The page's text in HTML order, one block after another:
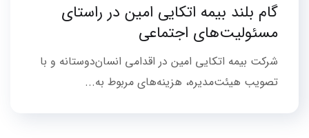
گام بلند بیمه اتکایی امین در راستای
مسئولیت‌های اجتماعی
شرکت بیمه اتکایی امین در اقدامی انسان‌دوستانه و با
تصویب هیئت‌مدیره، هزینه‌های مربوط به...